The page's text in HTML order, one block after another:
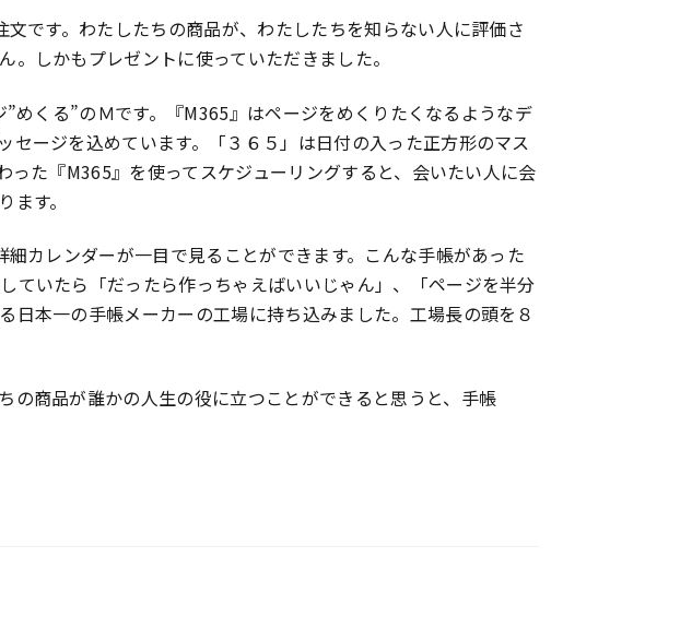
です。わたしたちの商品が、わたしたちを知らない人に評価さ
しかもプレゼントに使っていただきました。
めくる”のＭです。『M365』はページをめくりたくなるようなデ
ージを込めています。「３６５」は日付の入った正方形のマス
た『M365』を使ってスケジューリングすると、会いたい人に会
す。
カレンダーが一目で見ることができます。こんな手帳があった
ていたら「だったら作っちゃえばいいじゃん」、「ページを半分
本一の手帳メーカーの工場に持ち込みました。工場長の頭を８
商品が誰かの人生の役に立つことができると思うと、手帳